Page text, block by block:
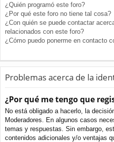
¿Quién programó este foro?
¿Por qué este foro no tiene tal cosa?
¿Con quién se puede contactar
relacionados con este foro?
¿Cómo puedo ponerme en contacto
Problemas acerca de la
¿Por qué me tengo que
No está obligado a hacerlo, la
Moderadores. En algunos casos
temas y respuestas. Sin embargo,
contenidos adicionales y/o ventajas